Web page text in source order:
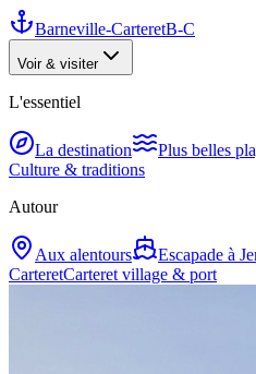
Barneville-CarteretB-C
Voir & visiter
L'essentiel
La destination Plus belles
Culture & traditions
Autour
Aux alentours Escapade à
CarteretCarteret village & port